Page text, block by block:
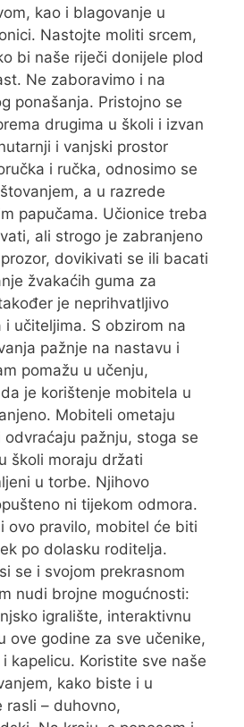
kao i blagovanje u
Nastojte moliti srcem,
bi naše riječi donijele plod
Ne zaboravimo i na
ponašanja. Pristojno se
drugima u školi i izvan
i vanjski prostor
i ručka, odnosimo se
a u razrede
papučama. Učionice treba
ali strogo je zabranjeno
dovikivati se ili bacati
žvakaćih guma za
je neprihvatljivo
i učiteljima. S obzirom na
pažnje na nastavu i
pomažu u učenju,
je korištenje mobitela u
Mobiteli ometaju
pažnju, stoga se
školi moraju držati
u torbe. Njihovo
ni tijekom odmora.
ovo pravilo, mobitel će biti
po dolasku roditelja.
se i svojom prekrasnom
nudi brojne mogućnosti:
igralište, interaktivnu
ove godine za sve učenike,
kapelicu. Koristite sve naše
kako biste i u
rasli – duhovno,